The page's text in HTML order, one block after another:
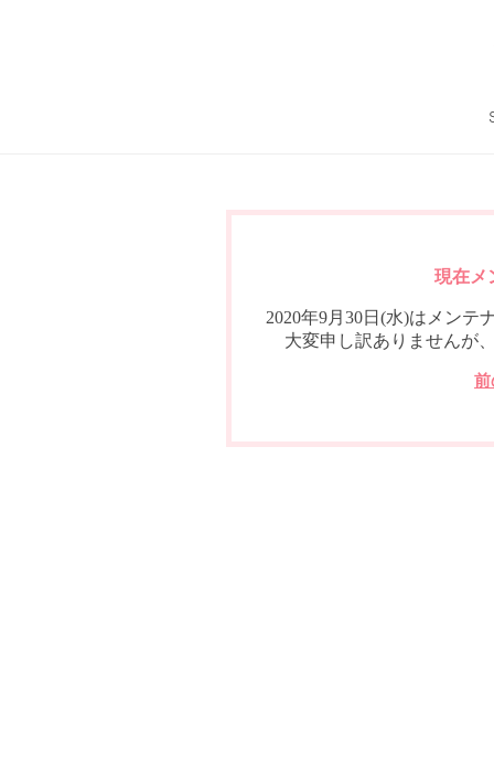
現在メ
2020年9月30日(水)はメンテ
大変申し訳ありませんが
前